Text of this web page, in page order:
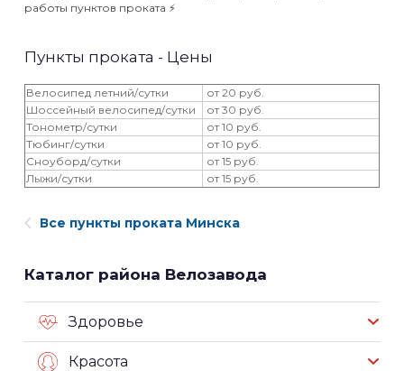
работы пунктов проката ⚡️
Пункты проката - Цены
Велосипед летний/сутки
от 20 руб.
Шоссейный велосипед/сутки
от 30 руб.
Тонометр/сутки
от 10 руб.
Тюбинг/сутки
от 10 руб.
Сноуборд/сутки
от 15 руб.
Лыжи/сутки
от 15 руб.
Все пункты проката Минска
Каталог района Велозавода
Здоровье
Красота